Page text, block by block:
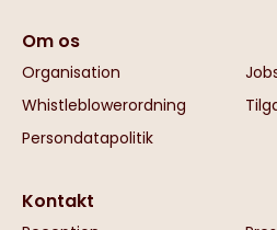
Om os
Organisation
Whistleblowerordning
Persondatapolitik
Kontakt